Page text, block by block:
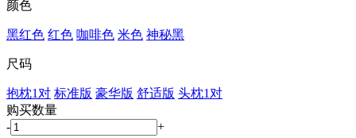
颜色
黑红色 红色 咖啡色 米色 神秘黑
尺码
抱枕1对 标准版 豪华版 舒适版 头枕1对
购买数量
-
+